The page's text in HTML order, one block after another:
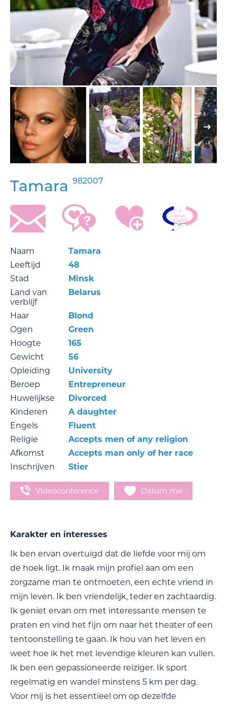
Tamara 982007
Naam
Tamara
Leeftijd
48
Stad
Minsk
Land van
verblijf
Belarus
Haar
Blond
Ogen
Green
Hoogte
165
Gewicht
56
Opleiding
University
Beroep
Entrepreneur
Huwelijkse
Divorced
Kinderen
A daughter
Engels
Fluent
Religie
Accepts men of any religion
Afkomst
Accepts man only of her race
Inschrijven
Stier
Videoconference Datum me
Karakter en interesses
Ik ben ervan overtuigd dat de liefde voor mij om
de hoek ligt. Ik maak mijn profiel aan om een
zorgzame man te ontmoeten, een echte vriend in
mijn leven. Ik ben vriendelijk, teder en zachtaardig.
Ik geniet ervan om met interessante mensen te
praten en vind het fijn om naar het theater of een
tentoonstelling te gaan. Ik hou van het leven en
weet hoe ik het met levendige kleuren kan vullen.
Ik ben een gepassioneerde reiziger. Ik sport
regelmatig en wandel minstens 5 km per dag.
Voor mij is het essentieel om op dezelfde